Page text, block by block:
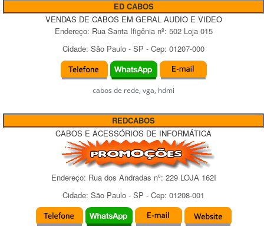
ED CABOS
VENDAS DE CABOS EM GERAL AUDIO E VIDEO
Endereço: Rua Santa Ifigênianº: 502 Loja 015
Cidade: São Paulo - SP - Cep: 01207-000
cabos de rede, vga, hdmi
REDCABOS
CABOS E ACESSÓRIOS DE INFORMÁTICA
Endereço: Rua dos Andradas nº: 229 LOJA 162I
Cidade: São Paulo - SP - Cep: 01208-001